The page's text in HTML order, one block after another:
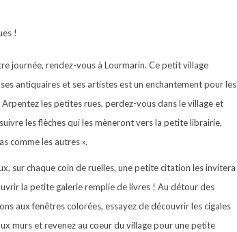
!
journée, rendez-vous à Lourmarin. Ce petit village
antiquaires et ses artistes est un enchantement pour les
les petites rues, perdez-vous dans le village et
les flèches qui les mèneront vers la petite librairie,
comme les autres ».
sur chaque coin de ruelles, une petite citation les invitera
la petite galerie remplie de livres ! Au détour des
aux fenêtres colorées, essayez de découvrir les cigales
murs et revenez au coeur du village pour une petite